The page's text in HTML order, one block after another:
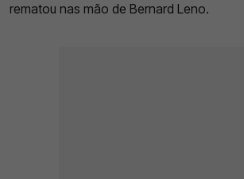
rematou nas mão de Bernard Leno.